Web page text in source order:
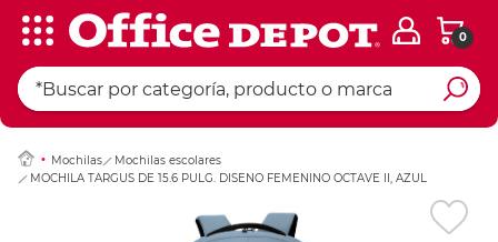
0
Mochilas
Mochilas escolares
MOCHILA TARGUS DE 15.6 PULG. DISENO FEMENINO OCTAVE II, AZUL
Ingresar Codigo